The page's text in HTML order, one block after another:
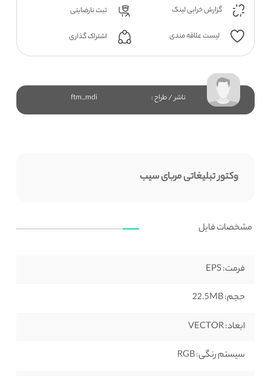
گزارش خرابی لینک
ثبت نارضایتی
لیست علاقه مندی اشتراک گذاری
ناشر / طراح : ftm_mdi
وکتور تبلیغاتی مربای سیب
مشخصات فایل
فرمت:
حجم:
ابعاد:
سیستم رنگی: